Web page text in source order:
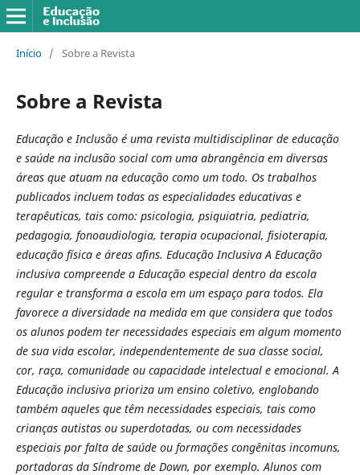
Início / Sobre a Revista
Sobre a Revista
Educação e Inclusão é uma revista multidisciplinar de educação
e saúde na inclusão social com uma abrangência em diversas
áreas que atuam na educação como um todo. Os trabalhos
publicados incluem todas as especialidades educativas e
terapêuticas, tais como: psicologia, psiquiatria, pediatria,
pedagogia, fonoaudiologia, terapia ocupacional, fisioterapia,
educação física e áreas afins. Educação Inclusiva A Educação
inclusiva compreende a Educação especial dentro da escola
regular e transforma a escola em um espaço para todos. Ela
favorece a diversidade na medida em que considera que todos
os alunos podem ter necessidades especiais em algum momento
de sua vida escolar, independentemente de sua classe social,
cor, raça, comunidade ou capacidade intelectual e emocional. A
Educação inclusiva prioriza um ensino coletivo, englobando
também aqueles que têm necessidades especiais, tais como
crianças autistas ou superdotadas, ou com necessidades
especiais por falta de saúde ou formações congênitas incomuns,
portadoras da Síndrome de Down, por exemplo. Alunos com